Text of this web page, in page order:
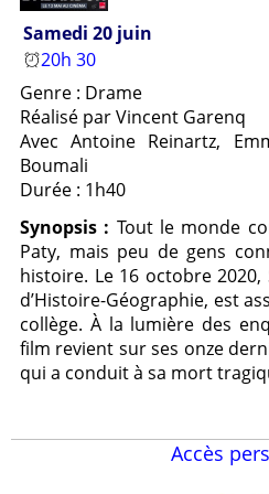
Samedi 20 juin
20h 30
Genre : Drame
Réalisé par Vincent Garenq
Avec Antoine Reinartz,
Boumali
Durée : 1h40
Synopsis : Tout le monde
Paty, mais peu de gens
histoire. Le 16 octobre
d’Histoire-Géographie, est
collège. À la lumière des
film revient sur ses onze
qui a conduit à sa mort
Accès